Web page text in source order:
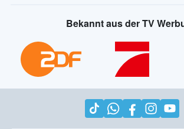
Bekannt aus der TV